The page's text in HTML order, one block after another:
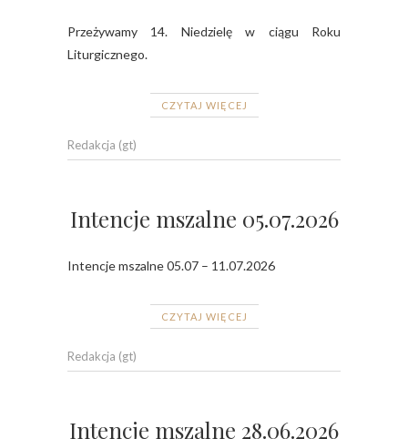
Przeżywamy 14. Niedzielę w ciągu Roku
Liturgicznego.
CZYTAJ WIĘCEJ
Redakcja (gt)
Intencje mszalne 05.07.2026
Intencje mszalne 05.07 – 11.07.2026
CZYTAJ WIĘCEJ
Redakcja (gt)
Intencje mszalne 28.06.2026